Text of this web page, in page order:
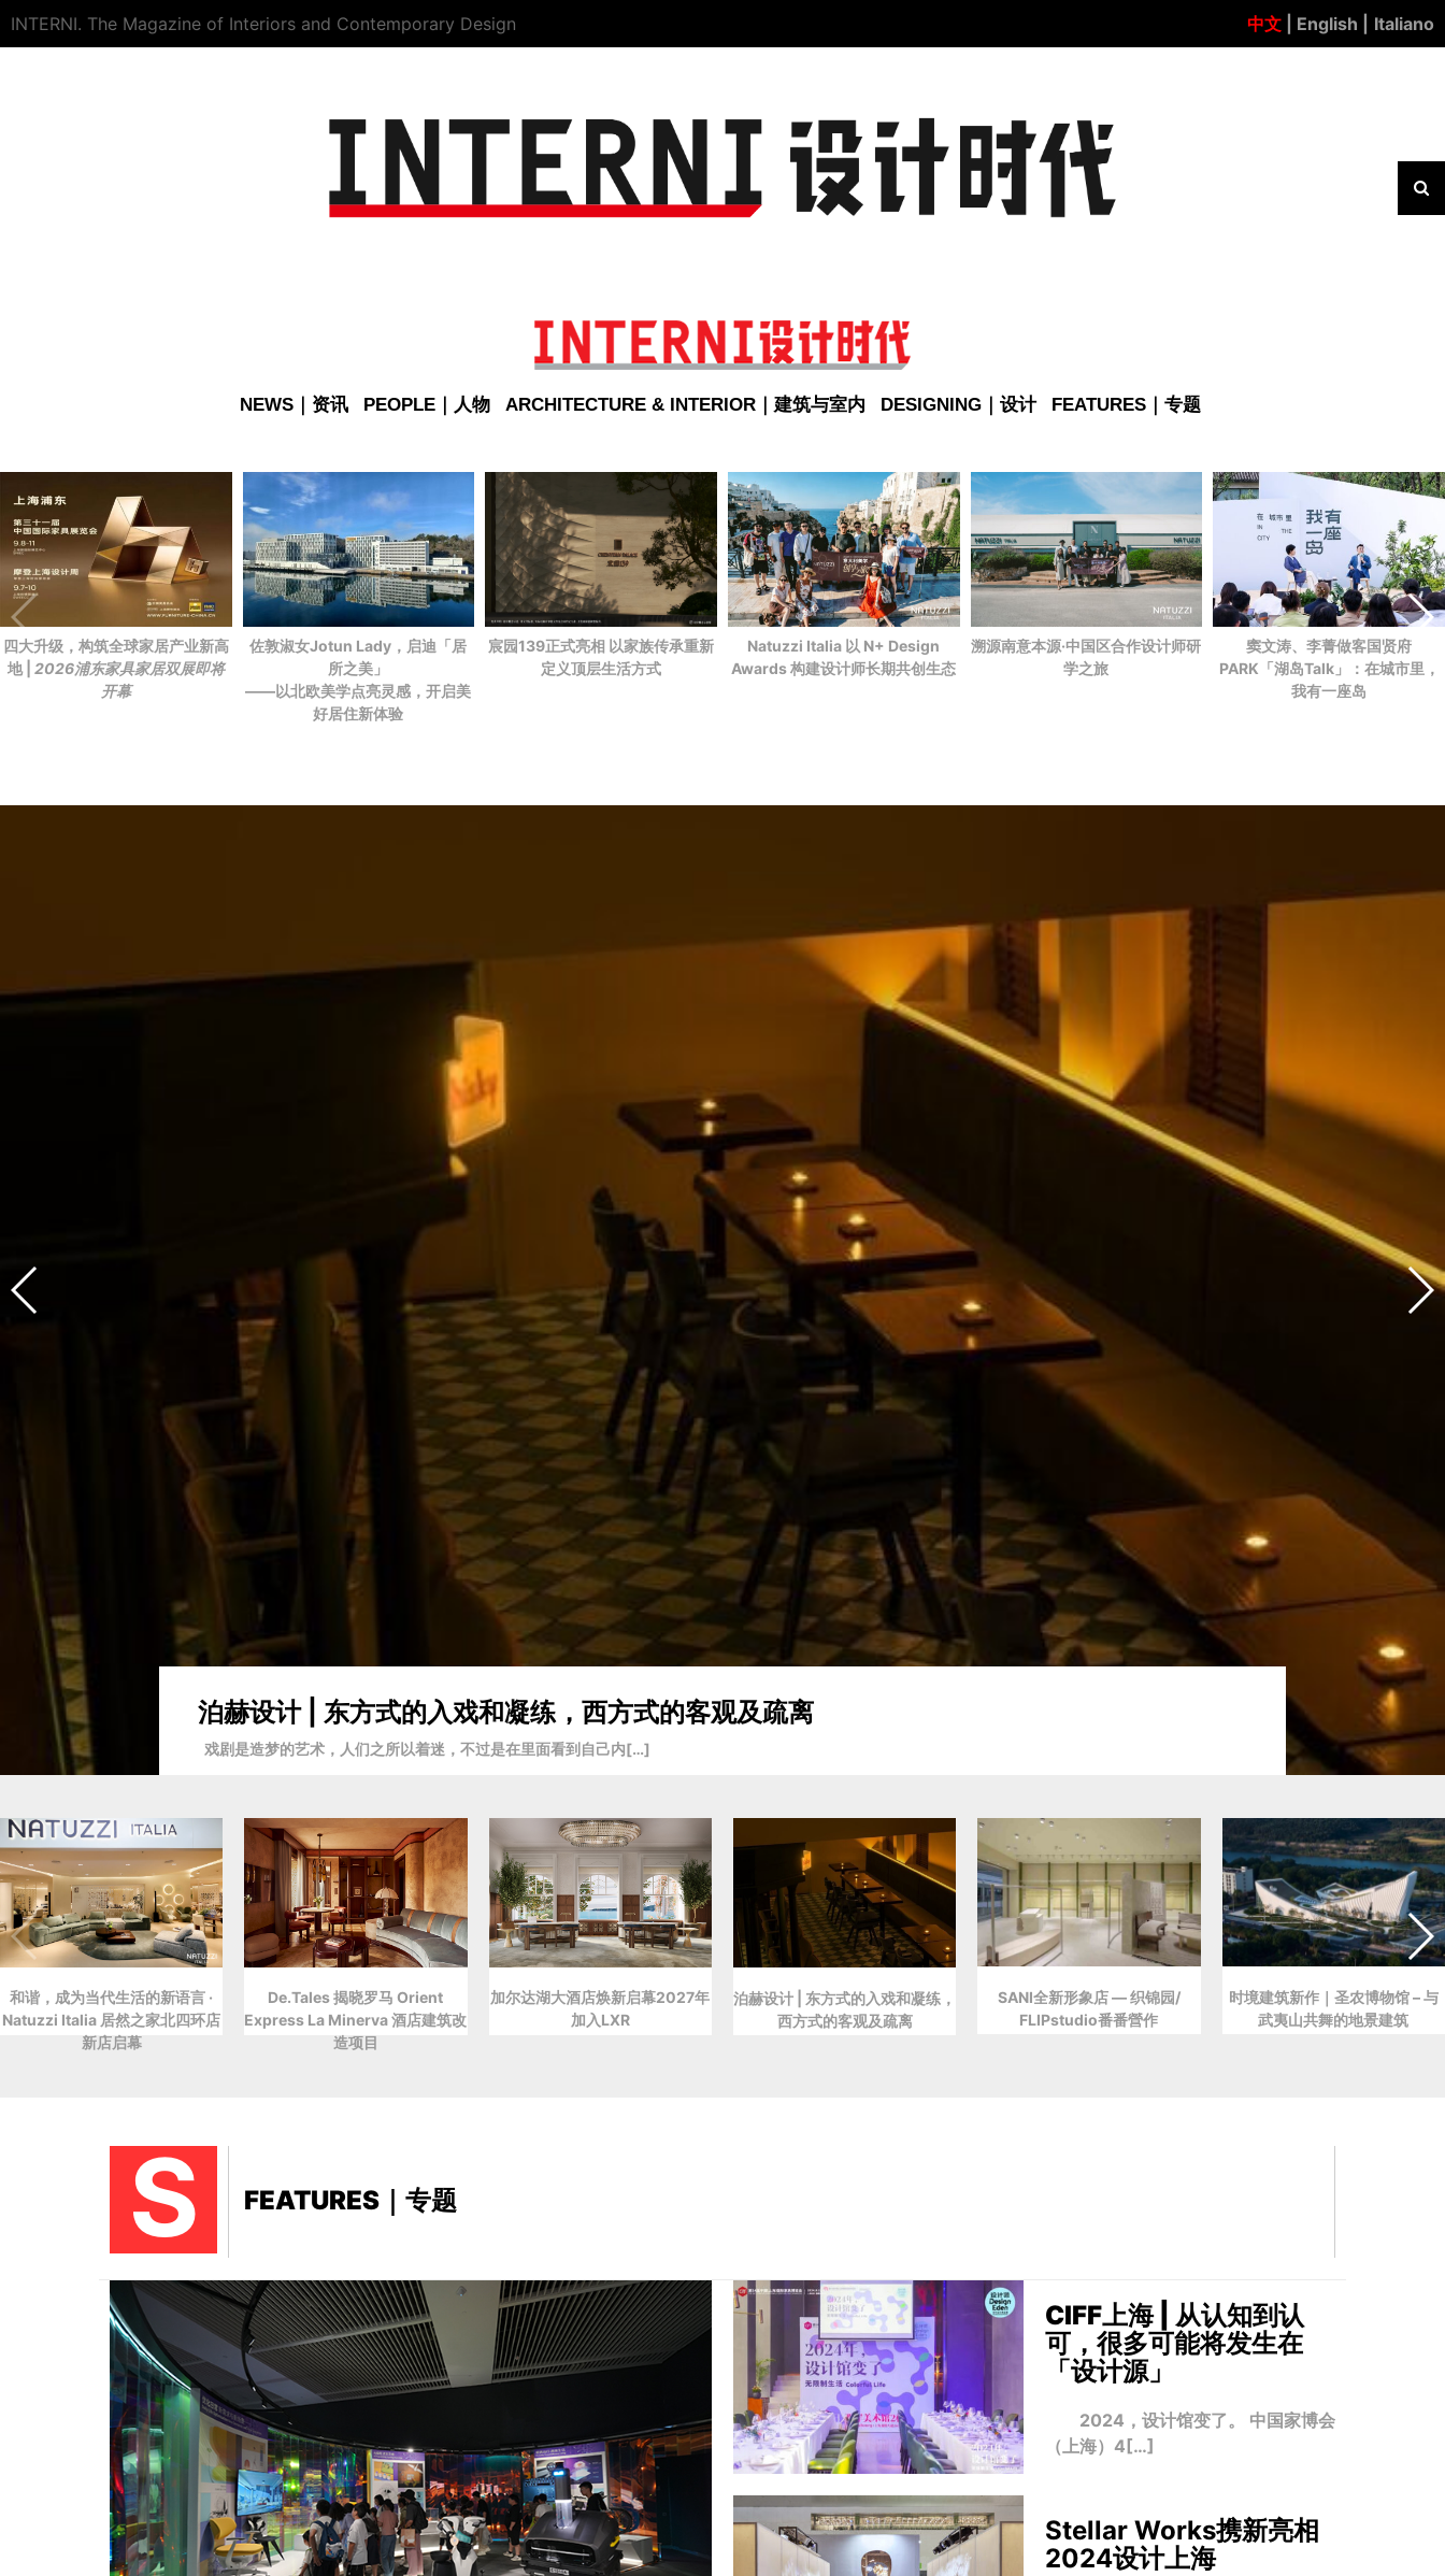
INTERNI. The Magazine of Interiors and Contemporary Design 中文 | English | Italiano
NEWS｜资讯 PEOPLE｜人物 ARCHITECTURE & INTERIOR｜建筑与室内 DESIGNING｜设计 FEATURES｜专题
四大升级，构筑全球家居产业新高
地 | 2026浦东家具家居双展即将
开幕
佐敦淑女Jotun Lady，启迪「居
所之美」
——以北欧美学点亮灵感，开启美
好居住新体验
宸园139正式亮相 以家族传承重新
定义顶层生活方式
Natuzzi Italia 以 N+ Design
Awards 构建设计师长期共创生态
溯源南意本源·中国区合作设计师研
学之旅
窦文涛、李菁做客国贤府
PARK 「湖岛Talk」：在城市里，
我有一座岛
泊赫设计 | 东方式的入戏和凝练，西方式的客观及疏离
戏剧是造梦的艺术，人们之所以着迷，不过是在里面看到自己内[…]
和谐，成为当代生活的新语言 ·
Natuzzi Italia 居然之家北四环店
新店启幕
De.Tales 揭晓罗马 Orient
Express La Minerva 酒店建筑改
造项目
加尔达湖大酒店焕新启幕2027年
加入LXR
泊赫设计 | 东方式的入戏和凝练，
西方式的客观及疏离
SANI全新形象店 — 织锦园/
FLIPstudio番番營作
时境建筑新作｜圣农博物馆 – 与
武夷山共舞的地景建筑
S FEATURES｜专题
CIFF上海 | 从认知到认
可，很多可能将发生在
「设计源」
2024，设计馆变了。 中国家博会
（上海）4[…]
Stellar Works携新亮相
2024设计上海